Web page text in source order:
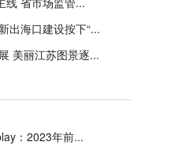
出海口建设按下“...
美丽江苏图景逐...
：2023年前...